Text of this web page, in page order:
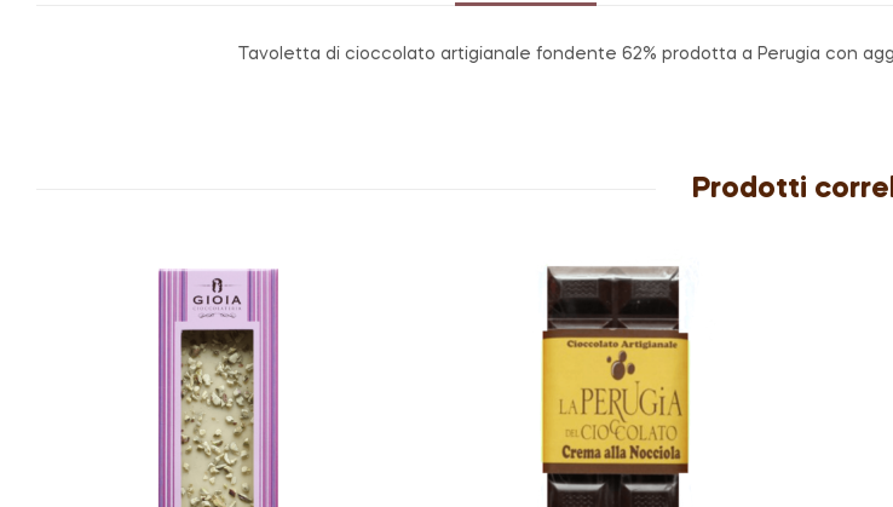
Tavoletta di cioccolato artigianale fondente 62% prodotta a Perugia con
Prodotti